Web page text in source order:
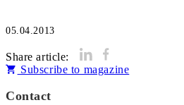
05.04.2013
Share article:
Subscribe to magazine
Contact